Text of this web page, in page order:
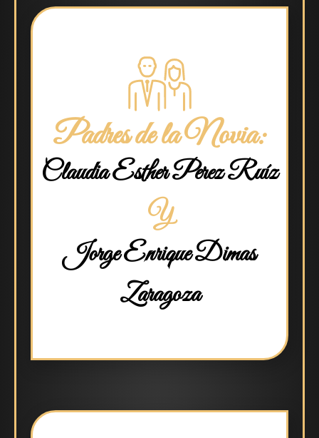
Padres de la Novia:
Claudia Esther Perez Ruíz
Y
Jorge Enrique Dimas
Zaragoza